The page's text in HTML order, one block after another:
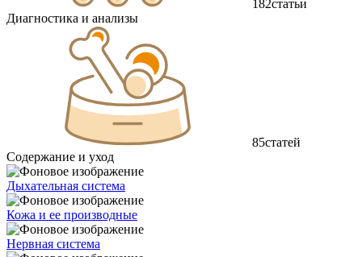
182статьи
Диагностика и анализы
85статей
Содержание и уход
Дыхательная система
Кожа и ее производные
Нервная система